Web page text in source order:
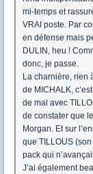
mi-temps et
VRAI poste. Par
en défense mais
DULIN, heu !
donc, je passe.
La charnière, rien
de MICHALK,
de mal avec
de constater que
Morgan. Et sur
que TILLOUS
pack qui
J’ai également